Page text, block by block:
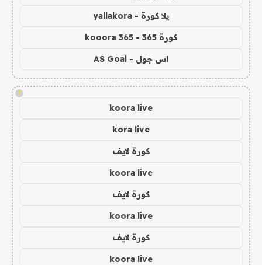
يلا كورة - yallakora
كورة 365 - kooora 365
اس جول - AS Goal
!
koora live
kora live
كورة لايف
koora live
كورة لايف
koora live
كورة لايف
koora live